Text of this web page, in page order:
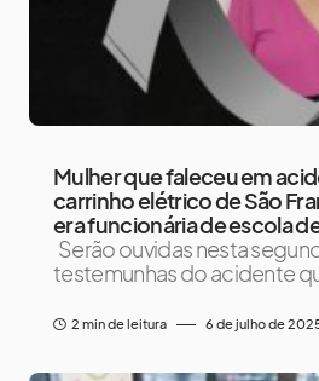
Mulher que faleceu em
carrinho elétrico de São
era funcionária de escola
Serão ouvidas nesta
testemunhas do acidente
2 min de leitura 6 de julho de